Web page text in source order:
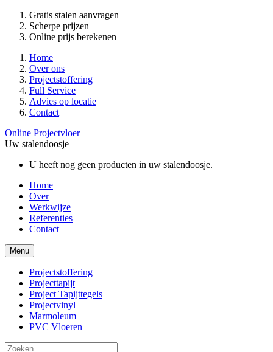
Gratis stalen aanvragen
Scherpe prijzen
Online prijs berekenen
Home
Over ons
Projectstoffering
Full Service
Advies op locatie
Contact
Online Projectvloer
Uw stalendoosje
U heeft nog geen producten in uw stalendoosje.
Home
Over
Werkwijze
Referenties
Contact
Menu
Projectstoffering
Projecttapijt
Project Tapijttegels
Projectvinyl
Marmoleum
PVC Vloeren